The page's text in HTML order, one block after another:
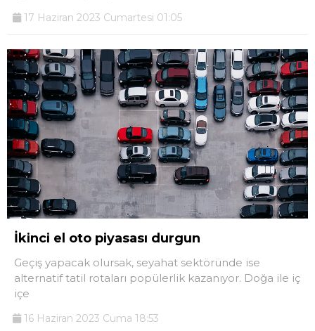
17 Haziran 2023 Cumartesi 01:05
İkinci el oto piyasası durgun
Geçiş yapacak olursak, seyahat sektöründe ise
alternatif tatil rotaları popülerlik kazanıyor. Doğa ile iç
içe
16 Haziran 2023 Cuma 18:53